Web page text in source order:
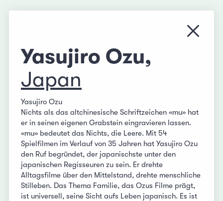
Menü
Yasujiro Ozu,
Japan
Yasujiro Ozu
Nichts als das altchinesische Schriftzeichen «mu» hat
er in seinen eigenen Grabstein eingravieren lassen.
«mu» bedeutet das Nichts, die Leere. Mit 54
Spielfilmen im Verlauf von 35 Jahren hat Yasujiro Ozu
den Ruf begründet, der japanischste unter den
japanischen Regisseuren zu sein. Er drehte
Alltagsfilme über den Mittelstand, drehte menschliche
Stilleben. Das Thema Familie, das Ozus Filme prägt,
ist universell, seine Sicht aufs Leben japanisch. Es ist